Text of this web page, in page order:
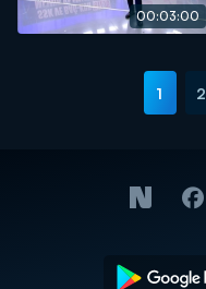
00:03:00
1 2